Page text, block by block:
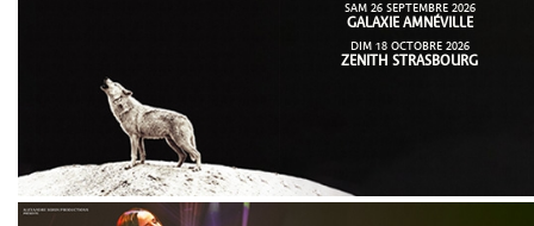
SAM 26 SEPTEMBRE 2026
GALAXIE AMNÉVILLE
DIM 18 OCTOBRE 2026
ZENITH STRASBOURG